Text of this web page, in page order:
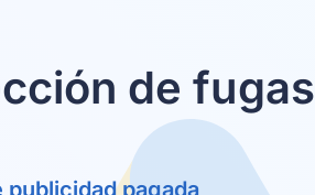
de fugas
publicidad pagada